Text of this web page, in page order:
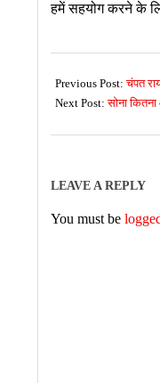
हमें सहयोग करने के
06-
28
Previous Post:चंपत
Next Post:सोना
LEAVE A REPLY
You must be